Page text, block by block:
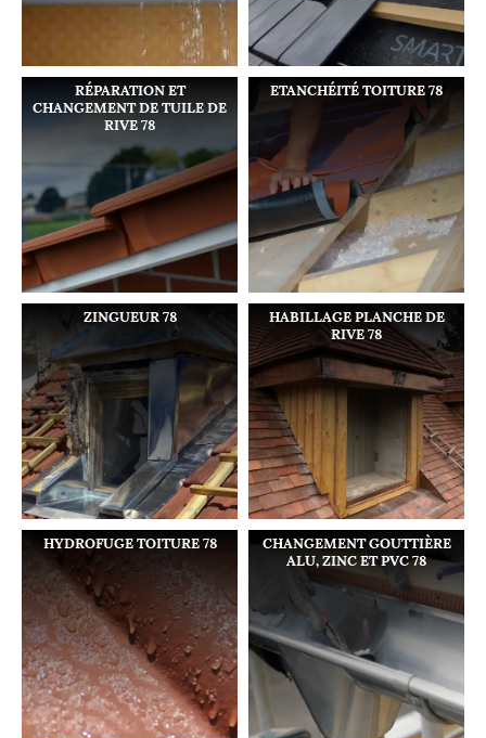
RÉPARATION ET
CHANGEMENT DE TUILE DE
RIVE 78
ETANCHÉITÉ TOITURE 78
ZINGUEUR 78
HABILLAGE PLANCHE DE
RIVE 78
HYDROFUGE TOITURE 78
CHANGEMENT GOUTTIÈRE
ALU, ZINC ET PVC 78